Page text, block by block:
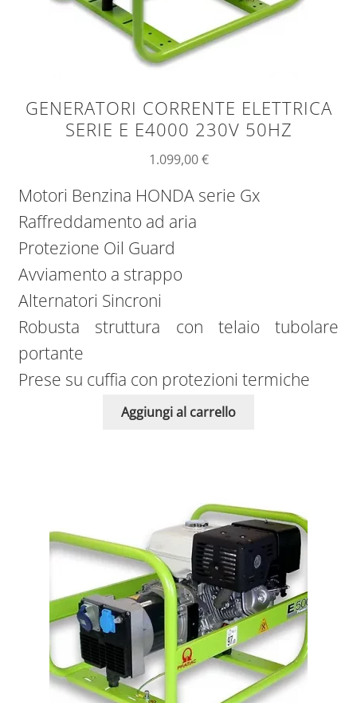
GENERATORI CORRENTE ELETTRICA
SERIE E E4000 230V 50HZ
1.099,00€
Motori Benzina HONDA serie Gx
Raffreddamento ad aria
Protezione Oil Guard
Avviamento a strappo
Alternatori Sincroni
Robusta struttura con telaio tubolare
portante
Prese su cuffia con protezioni termiche
Aggiungi al carrello